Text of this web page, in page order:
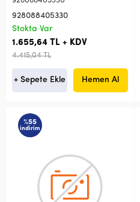
928088405330
Stokta Var
1.655,64 TL + KDV
4.415,04 TL
+ Sepete Ekle Hemen Al
%55
indirim